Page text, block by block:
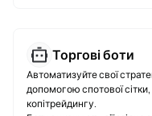
Торгові боти
Автоматизуйте свої
допомогою спотової
копітрейдингу.